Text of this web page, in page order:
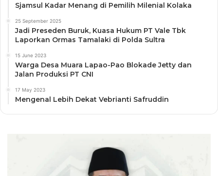
Sjamsul Kadar Menang di Pemilih Milenial Kolaka
25 September 2025
Jadi Preseden Buruk, Kuasa Hukum PT Vale Tbk
Laporkan Ormas Tamalaki di Polda Sultra
15 June 2023
Warga Desa Muara Lapao-Pao Blokade Jetty dan
Jalan Produksi PT CNI
17 May 2023
Mengenal Lebih Dekat Vebrianti Safruddin